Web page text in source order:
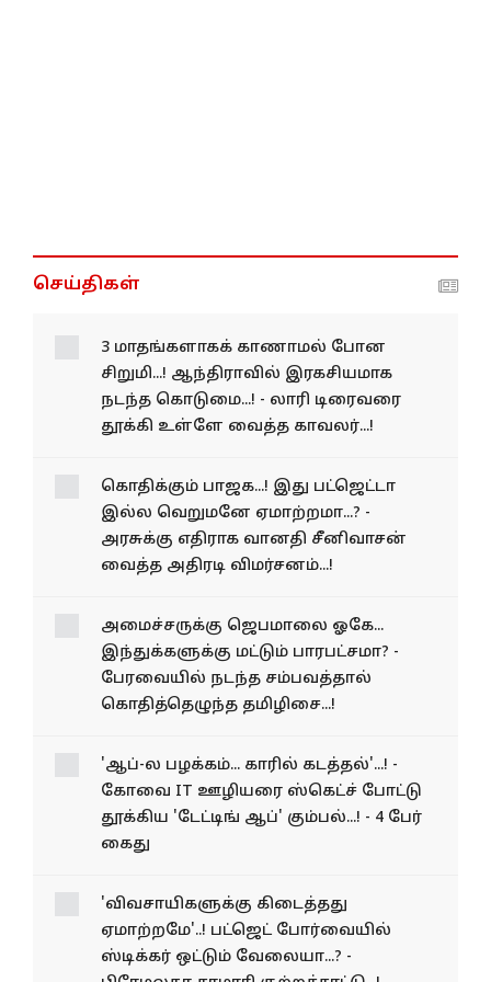
செய்திகள்
3 மாதங்களாகக் காணாமல்
போன சிறுமி...! ஆந்திராவில்
இரகசியமாக நடந்த
கொடுமை...! - லாரி டிரைவரை
காவலர்...!
கொதிக்கும் பாஜக...! இது பட்ஜெட்டா
இல்ல வெறுமனே ஏமாற்றமா...? -
வைத்த அதிரடி விமர்சனம்...!
அமைச்சருக்கு ஜெபமாலை
ஓகே... இந்துக்களுக்கு மட்டும்
நடந்த சம்பவத்தால்
கொதித்தெழுந்த தமிழிசை...!
'ஆப்-ல பழக்கம்... காரில் கடத்தல்'...! -
தூக்கிய 'டேட்டிங் ஆப்' கும்பல்...! - 4 பேர்
கைது